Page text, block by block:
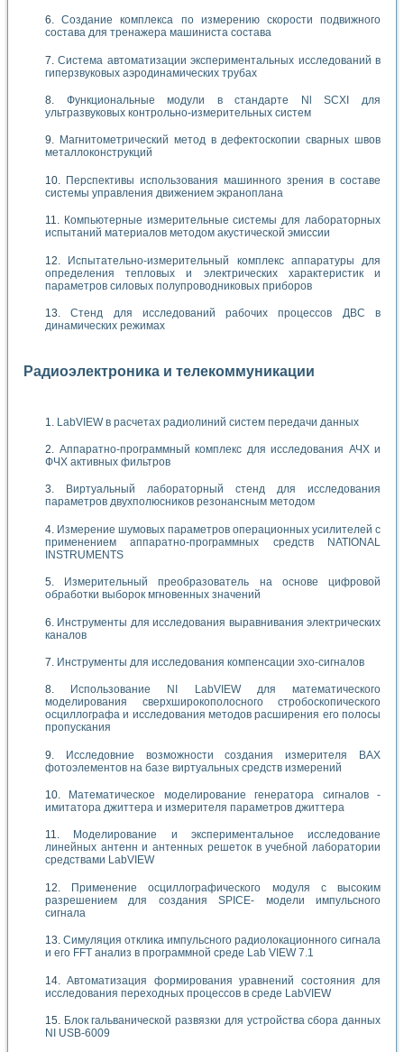
Создание комплекса по измерению скорости подвижного
состава для тренажера машиниста состава
Система автоматизации экспериментальных исследований в
гиперзвуковых аэродинамических трубах
Функциональные модули в стандарте Nl SCXI для
ультразвуковых контрольно-измерительных систем
Магнитометрический метод в дефектоскопии сварных швов
металлоконструкций
Перспективы использования машинного зрения в составе
системы управления движением экраноплана
Компьютерные измерительные системы для лабораторных
испытаний материалов методом акустической эмиссии
Испытательно-измерительный комплекс аппаратуры для
определения тепловых и электрических характеристик и
параметров силовых полупроводниковых приборов
Стенд для исследований рабочих процессов ДВС в
динамических режимах
Радиоэлектроника и телекоммуникации
LabVIEW в расчетах радиолиний систем передачи данных
Аппаратно-программный комплекс для исследования АЧХ и
ФЧХ активных фильтров
Виртуальный лабораторный стенд для исследования
параметров двухполюсников резонансным методом
Измерение шумовых параметров операционных усилителей с
применением аппаратно-программных средств NATIONAL
INSTRUMENTS
Измерительный преобразователь на основе цифровой
обработки выборок мгновенных значений
Инструменты для исследования выравнивания электрических
каналов
Инструменты для исследования компенсации эхо-сигналов
Использование NI LabVIEW для математического
моделирования сверхширокополосного стробоскопического
осциллографа и исследования методов расширения его полосы
пропускания
Исследовние возможности создания измерителя ВАХ
фотоэлементов на базе виртуальных средств измерений
Математическое моделирование генератора сигналов -
имитатора джиттера и измерителя параметров джиттера
Моделирование и экспериментальное исследование
линейных антенн и антенных решеток в учебной лаборатории
средствами LabVIEW
Применение осциллографического модуля с высоким
разрешением для создания SPICE- модели импульсного
сигнала
Симуляция отклика импульсного радиолокационного сигнала
и его FFT анализ в программной среде Lab VIEW 7.1
Автоматизация формирования уравнений состояния для
исследования переходных процессов в среде LabVIEW
Блок гальванической развязки для устройства сбора данных
NI USB-6009